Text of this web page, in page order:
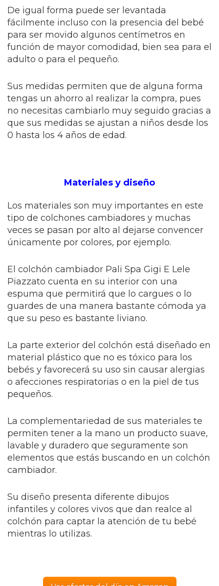
De igual forma puede ser levantada
fácilmente incluso con la presencia del bebé
para ser movido algunos centímetros en
función de mayor comodidad, bien sea para el
adulto o para el pequeño.
Sus medidas permiten que de alguna forma
tengas un ahorro al realizar la compra, pues
no necesitas cambiarlo muy seguido gracias a
que sus medidas se ajustan a niños desde los
0 hasta los 4 años de edad.
Materiales y diseño
Los materiales son muy importantes en este
tipo de colchones cambiadores y muchas
veces se pasan por alto al dejarse convencer
únicamente por colores, por ejemplo.
El colchón cambiador Pali Spa Gigi E Lele
Piazzato cuenta en su interior con una
espuma que permitirá que lo cargues o lo
guardes de una manera bastante cómoda ya
que su peso es bastante liviano.
La parte exterior del colchón está diseñado en
material plástico que no es tóxico para los
bebés y favorecerá su uso sin causar alergias
o afecciones respiratorias o en la piel de tus
pequeños.
La complementariedad de sus materiales te
permiten tener a la mano un producto suave,
lavable y duradero que seguramente son
elementos que estás buscando en un colchón
cambiador.
Su diseño presenta diferente dibujos
infantiles y colores vivos que dan realce al
colchón para captar la atención de tu bebé
mientras lo utilizas.